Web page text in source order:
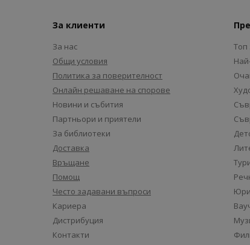
За клиенти
За нас
Общи условия
Политика за поверителност
Онлайн решаване на спорове
Новини и събития
Партньори и приятели
За библиотеки
Доставка
Връщане
Помощ
Често задавани въпроси
Кариера
Дистрибуция
Контакти
Топ